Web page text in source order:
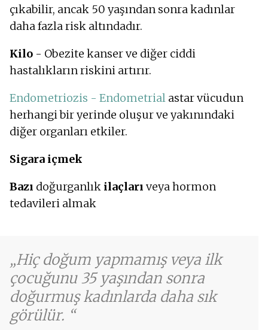
çıkabilir, ancak 50 yaşından sonra kadınlar
daha fazla risk altındadır.
Kilo - Obezite kanser ve diğer ciddi
hastalıkların riskini artırır.
Endometriozis - Endometrial astar vücudun
herhangi bir yerinde oluşur ve yakınındaki
diğer organları etkiler.
Sigara içmek
Bazı doğurganlık ilaçları veya hormon
tedavileri almak
Hiç doğum yapmamış veya ilk
çocuğunu 35 yaşından sonra
doğurmuş kadınlarda daha sık
görülür.